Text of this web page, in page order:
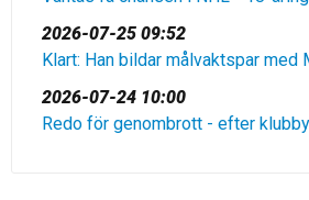
2026-07-25 09:52
Klart: Han bildar målvaktspar med
2026-07-24 10:00
Redo för genombrott - efter